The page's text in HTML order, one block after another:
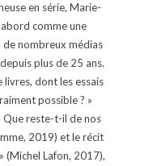
en série, Marie-
comme une
nombreux médias
plus de 25 ans.
livres, dont les essais
possible ? »
Que reste-t-il de nos
2019) et le récit
(Michel Lafon, 2017),